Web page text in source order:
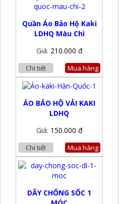
Quần Áo Bảo Hộ Kaki
LDHQ Màu Chì
Giá: 210.000 đ
Chi tiết Mua hàng
ÁO BẢO HỘ VẢI KAKI
LDHQ
Giá: 150.000 đ
Chi tiết Mua hàng
DÂY CHỐNG SỐC 1